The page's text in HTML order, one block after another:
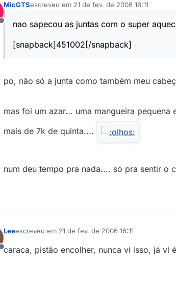
Offline
MicGTSescreveu em 21 de fev. de 2006 16:11
última edição por
nao sapecou as juntas com o super
[snapback]451002[/snapback]
po, não só a junta como também meu
mas foi um azar... uma mangueira
mais de 7k de quinta....
num deu tempo pra nada.... só pra sentir o
Offline
Leeescreveu em 21 de fev. de 2006 16:11
última edição por
caraca, pistão encolher, nunca vi isso, já